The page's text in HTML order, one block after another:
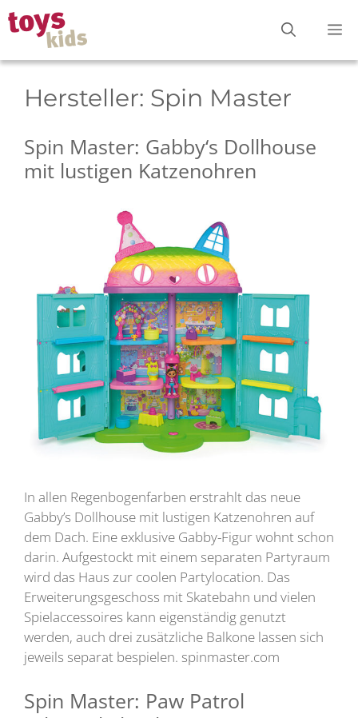
Zum
Inhalt
springen
Hersteller: Spin Master
Spin Master: Gabby‘s Dollhouse
mit lustigen Katzenohren
In allen Regenbogenfarben erstrahlt das neue
Gabby’s Dollhouse mit lustigen Katzenohren auf
dem Dach. Eine exklusive Gabby-Figur wohnt schon
darin. Aufgestockt mit einem separaten Partyraum
wird das Haus zur coolen Partylocation. Das
Erweiterungsgeschoss mit Skatebahn und vielen
Spielaccessoires kann eigenständig genutzt
werden, auch drei zusätzliche Balkone lassen sich
jeweils separat bespielen. spinmaster.com
Spin Master: Paw Patrol